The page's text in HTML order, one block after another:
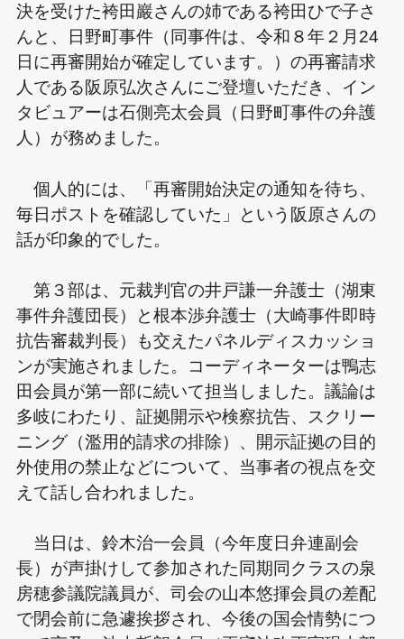
決を受けた袴田巖さんの姉である袴田ひで子さ
んと、日野町事件（同事件は、令和８年２月24
日に再審開始が確定しています。）の再審請求
人である阪原弘次さんにご登壇いただき、イン
タビュアーは石側亮太会員（日野町事件の弁護
人）が務めました。
個人的には、「再審開始決定の通知を待ち、
毎日ポストを確認していた」という阪原さんの
話が印象的でした。
第３部は、元裁判官の井戸謙一弁護士（湖東
事件弁護団長）と根本渉弁護士（大崎事件即時
抗告審裁判長）も交えたパネルディスカッショ
ンが実施されました。コーディネーターは鴨志
田会員が第一部に続いて担当しました。議論は
多岐にわたり、証拠開示や検察抗告、スクリー
ニング（濫用的請求の排除）、開示証拠の目的
外使用の禁止などについて、当事者の視点を交
えて話し合われました。
当日は、鈴木治一会員（今年度日弁連副会
長）が声掛けして参加された同期同クラスの泉
房穂参議院議員が、司会の山本悠揮会員の差配
で閉会前に急遽挨拶され、今後の国会情勢につ